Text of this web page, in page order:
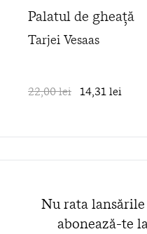
Palatul de gheață
Tarjei Vesaas
22,00 lei 14,31 lei
Nu rata
abonează-te